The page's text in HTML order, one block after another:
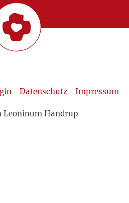
Datenschutz Impressum
Leoninum Handrup